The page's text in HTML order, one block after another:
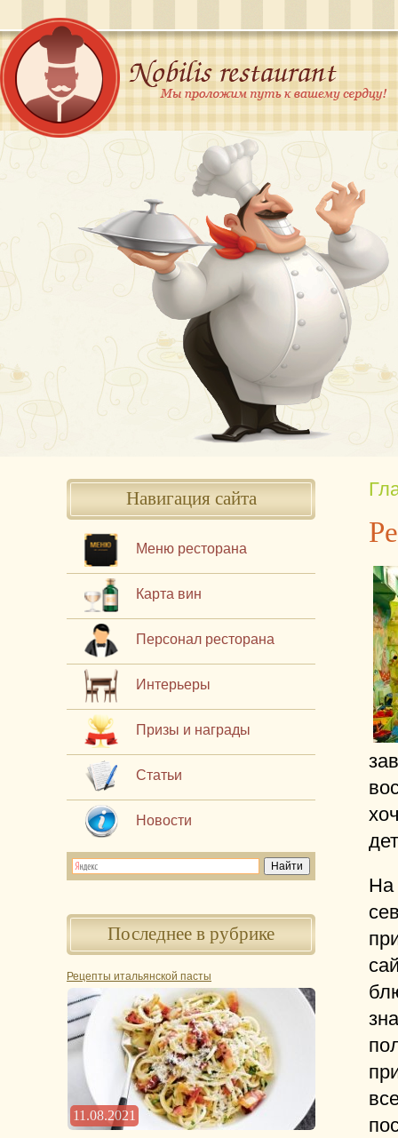
Навигация сайта
Меню ресторана
Карта вин
Персонал ресторана
Интерьеры
Призы и награды
Статьи
Новости
Последнее в рубрике
Рецепты итальянской пасты
11.08.2021
На